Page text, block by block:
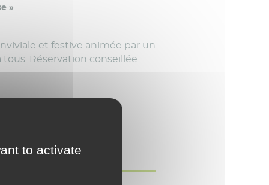
»
et festive animée par un
Réservation conseillée.
to activate